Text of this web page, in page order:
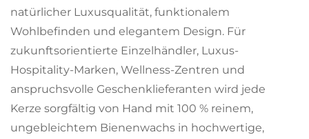
natürlicher Luxusqualität, funktionalem
Wohlbefinden und elegantem Design. Für
zukunftsorientierte Einzelhändler, Luxus-
Hospitality-Marken, Wellness-Zentren und
anspruchsvolle Geschenklieferanten wird jede
Kerze sorgfältig von Hand mit 100 % reinem,
ungebleichtem Bienenwachs in hochwertige,